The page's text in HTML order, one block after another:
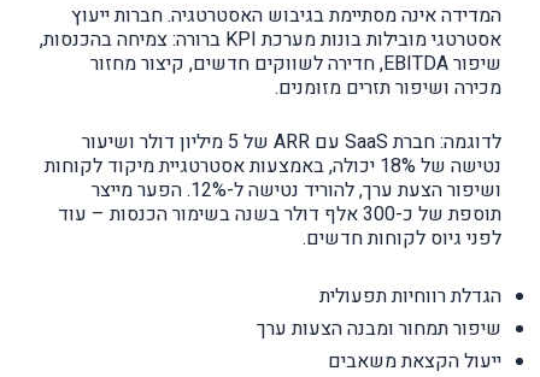
המדידה אינה מסתיימת בגיבוש האסטרטגיה. חברות ייעוץ
אסטרטגי מובילות בונות מערכת KPI ברורה: צמיחה בהכנסות,
שיפור EBITDA, חדירה לשווקים חדשים, קיצור מחזור
מכירה ושיפור תזרים מזומנים.
לדוגמה: חברת SaaS עם ARR של 5 מיליון דולר ושיעור
נטישה של 18% יכולה, באמצעות אסטרטגיית מיקוד לקוחות
ושיפור הצעת ערך, להוריד נטישה ל-12%. הפער מייצר
תוספת של כ-300 אלף דולר בשנה בשימור הכנסות – עוד
לפני גיוס לקוחות חדשים.
הגדלת רווחיות תפעולית
שיפור תמחור ומבנה הצעות ערך
ייעול הקצאת משאבים